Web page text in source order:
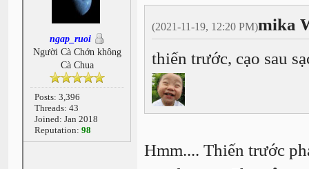
ngap_ruoi
Người Cà Chớn không
Cà Chua
Posts: 3,396
Threads: 43
Joined: Jan 2018
Reputation: 98
(2021-11-19, 12:20 PM)mika
thiến trước, cạo sau
Hmm.... Thiến trước